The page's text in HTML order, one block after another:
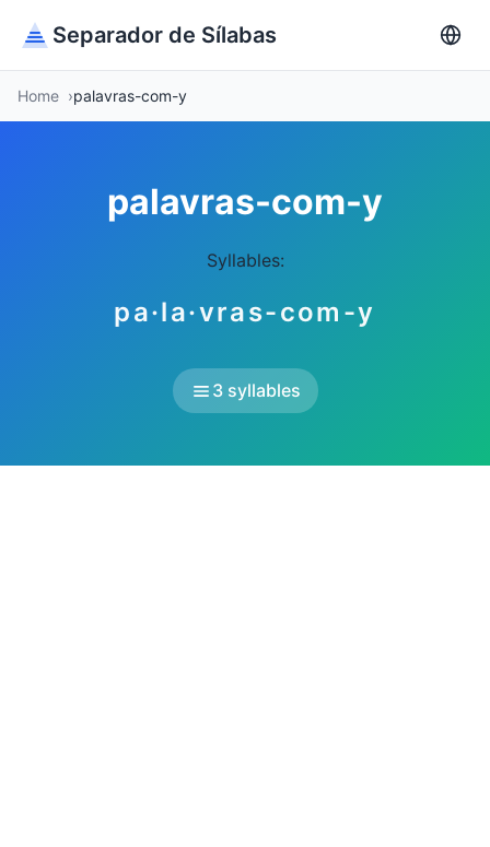
Separador de Sílabas
Home palavras-com-y
palavras-com-y
Syllables:
pa·la·vras-com-y
3 syllables